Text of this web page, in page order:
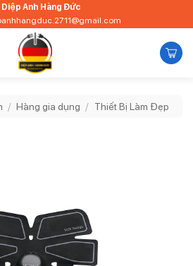
Diệp Anh Hàng Đức
/ Hàng gia dụng / Thiết Bị Làm Đẹp